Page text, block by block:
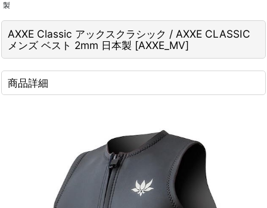
製
AXXE Classic アックスクラシック / AXXE CLASSIC
メンズ ベスト 2mm 日本製 [AXXE_MV]
商品詳細